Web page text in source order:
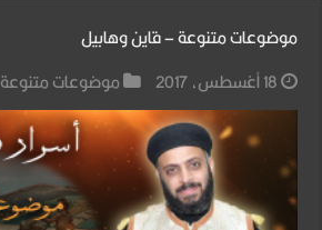
موضوعات متنوعة – قاين وهابيل
18 أغسطس، 2017
موضوعات متنوعة